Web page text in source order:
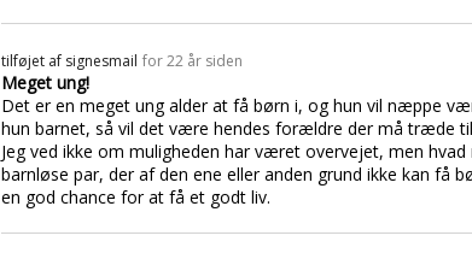
tilføjet af signesmail for 22 år siden
Meget ung!
Det er en meget ung alder at få børn i, og hun vil næppe
hun barnet, så vil det være hendes forældre der må træde
Jeg ved ikke om muligheden har været overvejet, men
barnløse par, der af den ene eller anden grund ikke kan få
en god chance for at få et godt liv.